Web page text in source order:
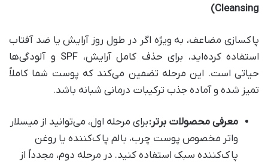
Cleansing)
پاکسازی مضاعف، به ویژه اگر در طول روز آرایش یا ضد آفتاب
استفاده کرده‌اید، برای حذف کامل آرایش، SPF و آلودگی‌ها
حیاتی است. این مرحله تضمین می‌کند که پوست شما کاملاً
تمیز شده و آماده جذب ترکیبات درمانی شبانه باشد.
معرفی محصولات برتر:برای مرحله اول، می‌توانید از میسلار
واتر مخصوص پوست چرب، بالم پاک‌کننده یا روغن
پاک‌کننده سبک استفاده کنید. در مرحله دوم، مجدداً از